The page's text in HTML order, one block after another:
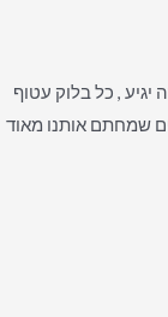
יגיע , כל בלוק עטוף
ש"ח , אתם אלופים שמחתם אותנו מאוד